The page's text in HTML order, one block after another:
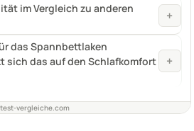
im Vergleich zu anderen
+
das Spannbettlaken
sich das auf den Schlafkomfort
+
test-vergleiche.com